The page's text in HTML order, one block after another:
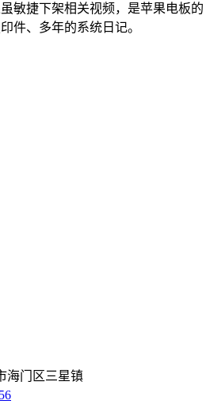
敏捷下架相关视频，是苹果电板的
件、多年的系统日记。
海门区三星镇